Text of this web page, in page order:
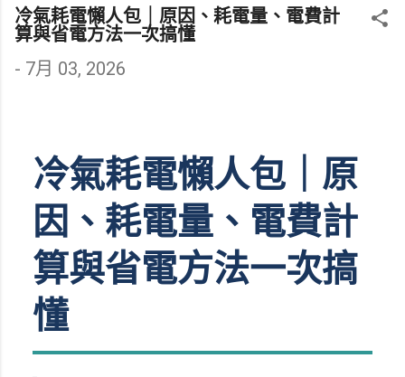
冷氣耗電懶人包｜原因、耗電量、電費計
算與省電方法一次搞懂
- 7月 03, 2026
冷氣耗電懶人包｜原
因、耗電量、電費計
算與省電方法一次搞
懂